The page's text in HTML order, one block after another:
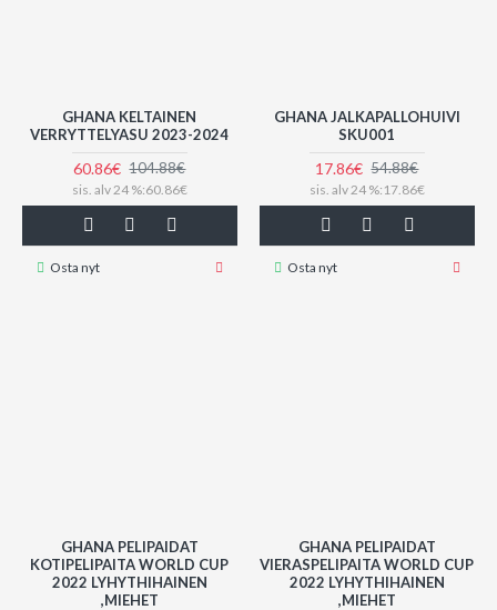
GHANA KELTAINEN
VERRYTTELYASU 2023-2024
60.86€ 104.88€
sis. alv 24 %:60.86€
Osta nyt
GHANA JALKAPALLOHUIVI
SKU001
17.86€ 54.88€
sis. alv 24 %:17.86€
Osta nyt
GHANA PELIPAIDAT
KOTIPELIPAITA WORLD CUP
2022 LYHYTHIHAINEN
,MIEHET
GHANA PELIPAIDAT
VIERASPELIPAITA WORLD CUP
2022 LYHYTHIHAINEN
,MIEHET